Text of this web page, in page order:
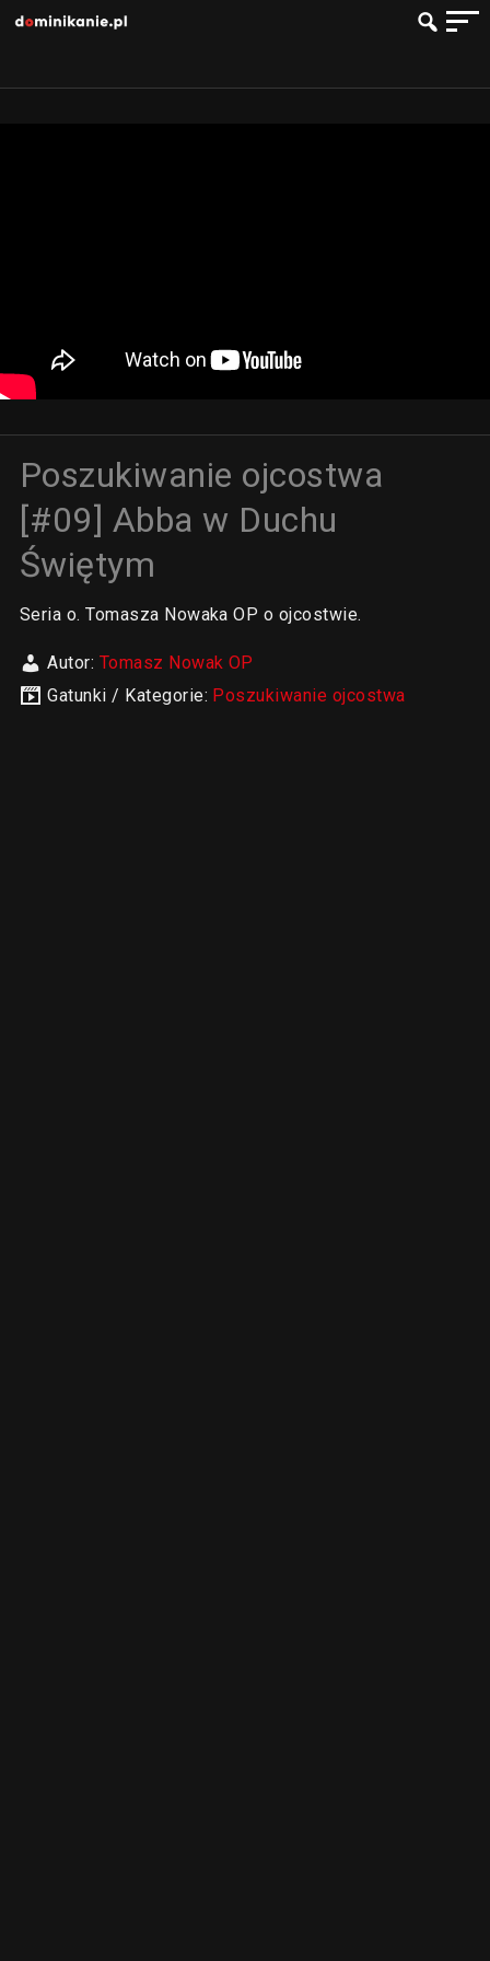
Poszukiwanie ojcostwa
[#09] Abba w Duchu
Świętym
Seria o. Tomasza Nowaka OP o ojcostwie.
Autor: Tomasz Nowak OP
Gatunki / Kategorie: Poszukiwanie ojcostwa